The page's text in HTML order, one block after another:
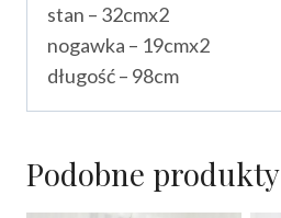
stan – 32cmx2
nogawka – 19cmx2
długość – 98cm
Podobne produkty